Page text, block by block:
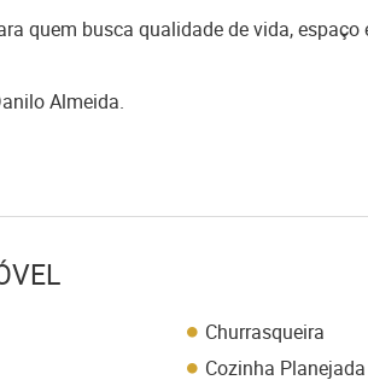
quem busca qualidade de vida,
Almeida.
Churrasqueira
Cozinha Planejada